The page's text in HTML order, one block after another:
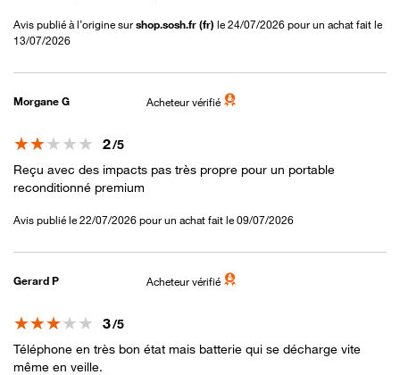
Avis publié à l’origine sur shop.sosh.fr (fr) le 24/07/2026 pour un achat fait le
13/07/2026
Morgane G Acheteur vérifié
Note
2/5
Reçu avec des impacts pas très propre pour un portable
reconditionné premium
Avis publié le 22/07/2026 pour un achat fait le 09/07/2026
Gerard P Acheteur vérifié
Note
3/5
Téléphone en très bon état mais batterie qui se décharge vite
même en veille.